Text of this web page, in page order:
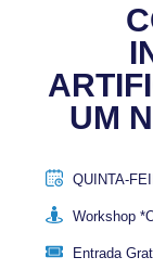
UM
QUINTA-
Workshop
Entrada